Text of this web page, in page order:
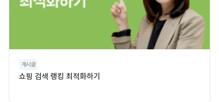
게시글
쇼핑 검색 랭킹 최적화하기